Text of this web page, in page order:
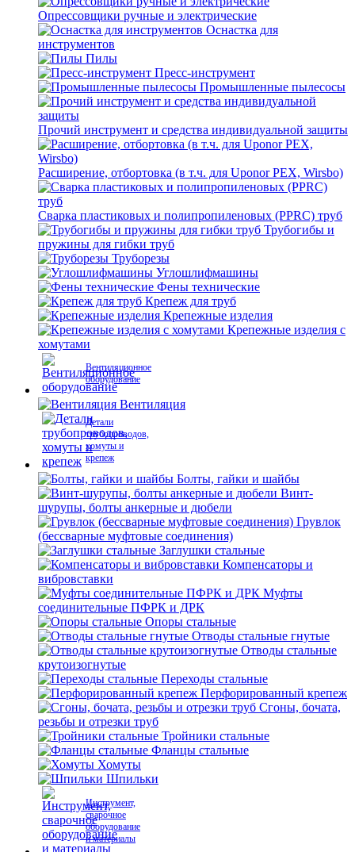
Опрессовщики ручные и электрические
Оснастка для
инструментов
Пилы
Пресс-инструмент
Промышленные пылесосы
Прочий инструмент и средства индивидуальной защиты
Расширение, отбортовка (в т.ч. для Uponor PEX, Wirsbo)
Сварка пластиковых и полипропиленовых (PPRC) труб
Трубогибы и
пружины для гибки труб
Труборезы
Углошлифмашины
Фены технические
Крепеж для труб
Крепежные изделия
Крепежные изделия с
хомутами
Вентиляционное
оборудование
Вентиляция
Детали
трубопроводов,
хомуты и
крепеж
Болты, гайки и шайбы
Винт-
шурупы, болты анкерные и дюбели
Грувлок
(бессварные муфтовые соединения)
Заглушки стальные
Компенсаторы и
вибровставки
Муфты
соединительные ПФРК и ДРК
Опоры стальные
Отводы стальные гнутые
Отводы стальные
крутоизогнутые
Переходы стальные
Перфорированный крепеж
Сгоны, бочата,
резьбы и отрезки труб
Тройники стальные
Фланцы стальные
Хомуты
Шпильки
Инструмент,
сварочное
оборудование
и материалы